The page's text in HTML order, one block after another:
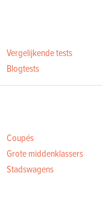
Vergelijkende tests
Blogtests
Coupés
Grote middenklassers
Stadswagens